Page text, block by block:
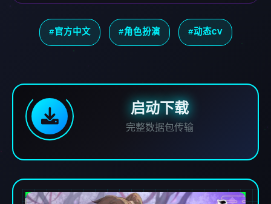
#官方中文 #角色扮演 #动态CV
启动下载
完整数据包传输